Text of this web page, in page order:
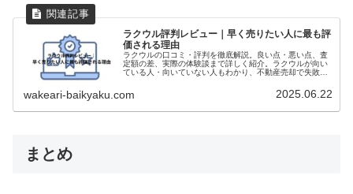
ラクウル評判レビュー｜早く売りたい人に最も評
価される理由
ラクウルの口コミ・評判を徹底解説。良い点・悪い点、査
定額の差、実際の体験談まで詳しく紹介。ラクウルが向い
ている人・向いていない人もわかり、不動産売却で失敗し
wakeari-baikyaku.com 2025.06.22
まとめ